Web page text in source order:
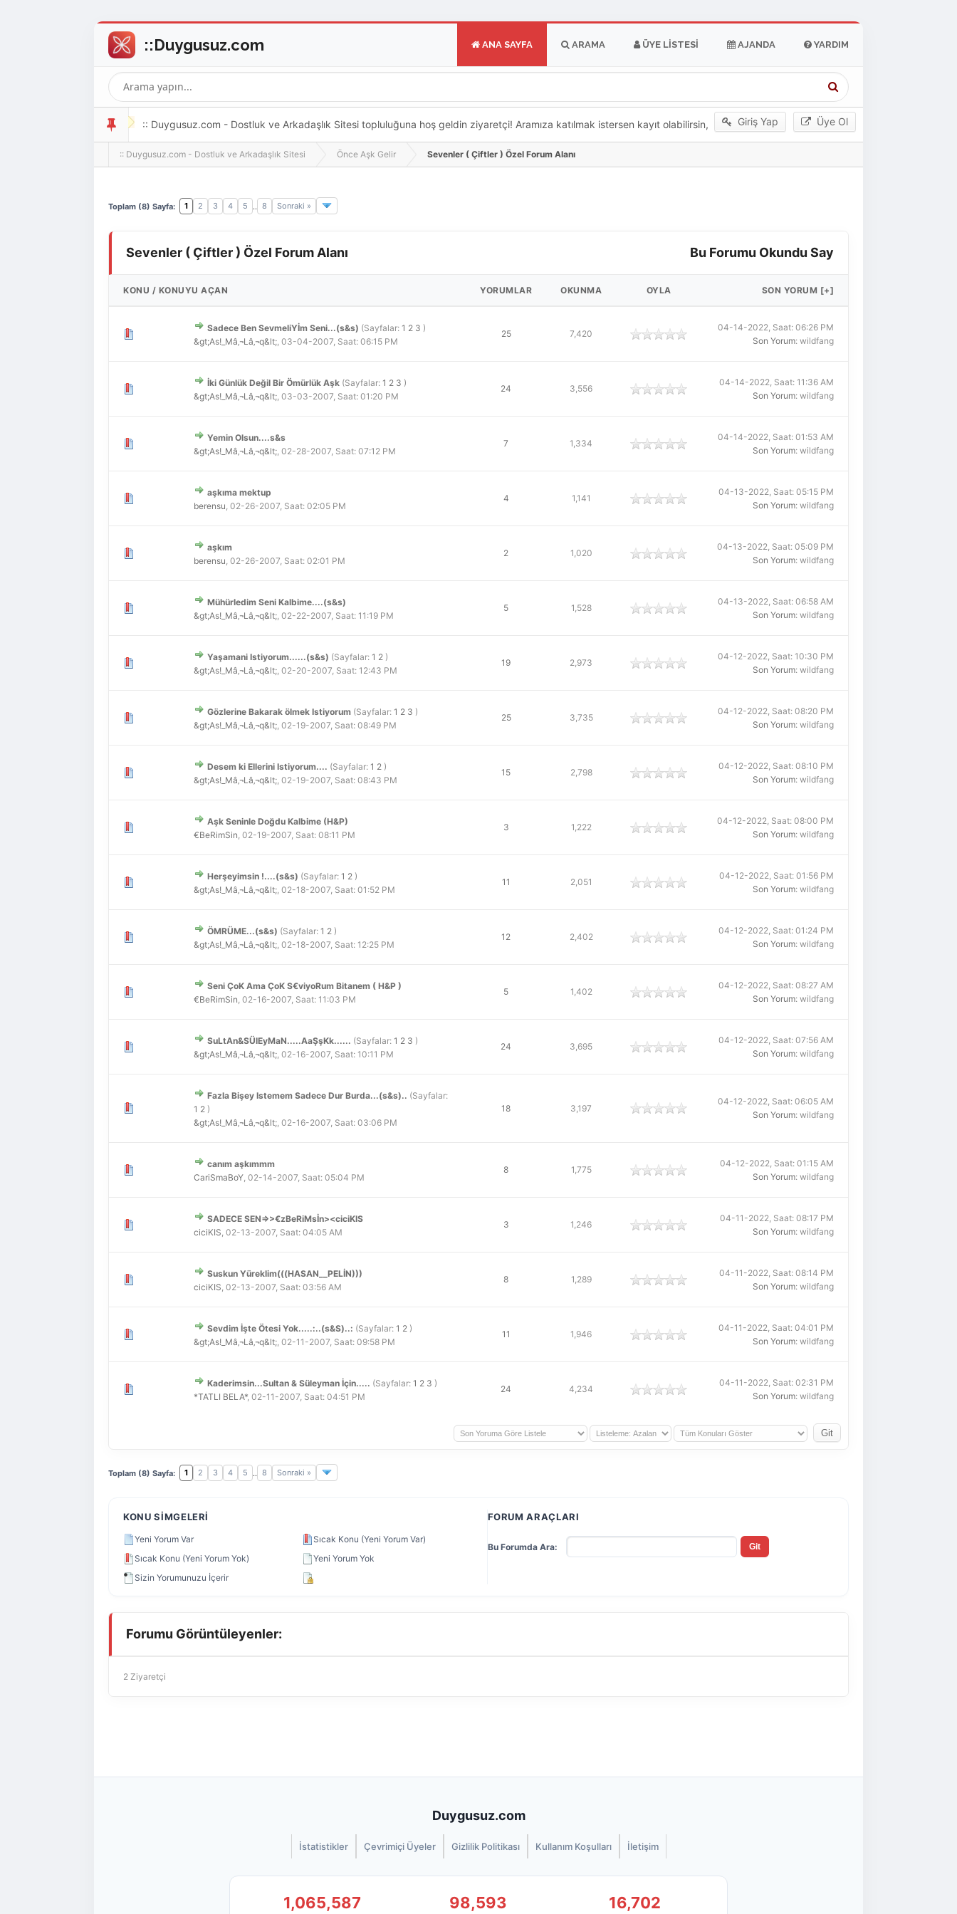
ANA SAYFA ARAMA ÜYE LISTESI AJANDA YARDIM
Giriş Yap Üye Ol
:: Duygusuz.com - Dostluk ve Arkadaşlık Sitesi topluluğuna hoş geldin ziyaretçi! Aramıza katılmak istersen kayıt olabilirsin,
oldukça kolay ve zahmetsizdir.
:: Duygusuz.com - Dostluk ve Arkadaşlık Sitesi Önce Aşk Gelir Sevenler ( Çiftler ) Özel Forum Alanı
Toplam (8) Sayfa: 1 2 3 4 5 .. 8 Sonraki »
Bu Forumu Okundu Say
Sevenler ( Çiftler ) Özel Forum Alanı
KONU / KONUYU AÇAN YORUMLAR OKUNMA OYLA SON YORUM [+]
Sadece Ben SevmeliYİm Seni...(s&s) (Sayfalar: 1 2 3 )
&gt;As!_Mâ‚¬Lâ‚¬q&lt;, 03-04-2007, Saat: 06:15 PM
25 7,420
Derecelendirme: 0/5 - 0 oy
12345
04-14-2022, Saat: 06:26 PM
Son Yorum: wildfang
İki Günlük Değil Bir Ömürlük Aşk (Sayfalar: 1 2 3 )
&gt;As!_Mâ‚¬Lâ‚¬q&lt;, 03-03-2007, Saat: 01:20 PM
24 3,556
Derecelendirme: 0/5 - 0 oy
1 2345
04-14-2022, Saat: 11:36 AM
Son Yorum: wildfang
Yemin Olsun....s&s
&gt;As!_Mâ‚¬Lâ‚¬q&lt;, 02-28-2007, Saat: 07:12 PM
7 1,334
Derecelendirme: 0/5 - 0 oy
12
04-14-2022, Saat: 01:53 AM
Son Yorum: wildfang
aşkıma mektup
berensu, 02-26-2007, Saat: 02:05 PM
4 1,141
Derecelendirme: 0/5 - 0 oy
04-13-2022, Saat: 05:15 PM
Son Yorum: wildfang
aşkım
berensu, 02-26-2007, Saat: 02:01 PM
2 1,020
Derecelendirme: 0/5 - 0 oy
04-13-2022, Saat: 05:09 PM
Son Yorum: wildfang
Mühürledim Seni Kalbime....(s&s)
&gt;As!_Mâ‚¬Lâ‚¬q&lt;, 02-22-2007, Saat: 11:19 PM
5 1,528
Derecelendirme: 0/5 - 0 oy
1 2345
04-13-2022, Saat: 06:58 AM
Son Yorum: wildfang
Yaşamani Istiyorum......(s&s) (Sayfalar: 1 2 )
&gt;As!_Mâ‚¬Lâ‚¬q&lt;, 02-20-2007, Saat: 12:43 PM
19 2,973
Derecelendirme: 0/5 - 0 oy
12345
04-12-2022, Saat: 10:30 PM
Son Yorum: wildfang
Gözlerine Bakarak ölmek Istiyorum (Sayfalar: 1 2 3 )
&gt;As!_Mâ‚¬Lâ‚¬q&lt;, 02-19-2007, Saat: 08:49 PM
25 3,735
Derecelendirme: 0/5 - 0 oy
1 2345
04-12-2022, Saat: 08:20 PM
Son Yorum: wildfang
Desem ki Ellerini Istiyorum.... (Sayfalar: 1 2 )
&gt;As!_Mâ‚¬Lâ‚¬q&lt;, 02-19-2007, Saat: 08:43 PM
15 2,798
Derecelendirme: 0/5 - 0 oy
123 45
04-12-2022, Saat: 08:10 PM
Son Yorum: wildfang
Aşk Seninle Doğdu Kalbime (H&P)
€BeRimSin, 02-19-2007, Saat: 08:11 PM
3 1,222
Derecelendirme: 0/5 - 0 oy
12345
04-12-2022, Saat: 08:00 PM
Son Yorum: wildfang
Herşeyimsin !....(s&s) (Sayfalar: 1 2 )
&gt;As!_Mâ‚¬Lâ‚¬q&lt;, 02-18-2007, Saat: 01:52 PM
11 2,051
Derecelendirme: 0/5 - 0 oy
1234 5
04-12-2022, Saat: 01:56 PM
Son Yorum: wildfang
ÖMRÜME...(s&s) (Sayfalar: 1 2 )
&gt;As!_Mâ‚¬Lâ‚¬q&lt;, 02-18-2007, Saat: 12:25 PM
12 2,402
Derecelendirme: 0/5 - 0 oy
12345
04-12-2022, Saat: 01:24 PM
Son Yorum: wildfang
Seni ÇoK Ama ÇoK S€viyoRum Bitanem ( H&P )
€BeRimSin, 02-16-2007, Saat: 11:03 PM
5 1,402
Derecelendirme: 0/5 - 0 oy
123 45
04-12-2022, Saat: 08:27 AM
Son Yorum: wildfang
SuLtAn&SÜlEyMaN.....AaŞşKk...... (Sayfalar: 1 2 3 )
&gt;As!_Mâ‚¬Lâ‚¬q&lt;, 02-16-2007, Saat: 10:11 PM
24 3,695
Derecelendirme: 0/5 - 0 oy
1 2345
04-12-2022, Saat: 07:56 AM
Son Yorum: wildfang
Fazla Bişey Istemem Sadece Dur Burda...(s&s).. (Sayfalar:
1 2 )
&gt;As!_Mâ‚¬Lâ‚¬q&lt;, 02-16-2007, Saat: 03:06 PM
18 3,197
04-12-2022, Saat: 06:05 AM
Son Yorum: wildfang
canım aşkımmm
CariSmaBoY, 02-14-2007, Saat: 05:04 PM
8 1,775
Derecelendirme: 0/5 - 0 oy
04-12-2022, Saat: 01:15 AM
Son Yorum: wildfang
SADECE SEN=>>€zBeRiMsİn><ciciKIS
ciciKIS, 02-13-2007, Saat: 04:05 AM
3 1,246
Derecelendirme: 0/5 - 0 oy
12345
04-11-2022, Saat: 08:17 PM
Son Yorum: wildfang
Suskun Yüreklim(((HASAN__PELİN)))
ciciKIS, 02-13-2007, Saat: 03:56 AM
8 1,289
Derecelendirme: 0/5 - 0 oy
12345
04-11-2022, Saat: 08:14 PM
Son Yorum: wildfang
Sevdim İşte Ötesi Yok.....:..(s&S)..: (Sayfalar: 1 2 )
&gt;As!_Mâ‚¬Lâ‚¬q&lt;, 02-11-2007, Saat: 09:58 PM
11 1,946
Derecelendirme: 0/5 - 0 oy
1 2 345
04-11-2022, Saat: 04:01 PM
Son Yorum: wildfang
Kaderimsin...Sultan & Süleyman İçin..... (Sayfalar: 1 2 3 )
*TATLI BELA*, 02-11-2007, Saat: 04:51 PM
24 4,234
Derecelendirme: 0/5 - 0 oy
12345
04-11-2022, Saat: 02:31 PM
Son Yorum: wildfang
Toplam (8) Sayfa: 1 2 3 4 5 .. 8 Sonraki »
KONU SIMGELERI
Yeni Yorum Var
Sıcak Konu (Yeni Yorum Var)
Sıcak Konu (Yeni Yorum Yok)
Yeni Yorum Yok
Sizin Yorumunuzu İçerir
FORUM ARAÇLARI
Bu Forumda Ara:
Forumu Görüntüleyenler:
2 Ziyaretçi
Duygusuz.com
İstatistikler Çevrimiçi Üyeler Gizlilik Politikası Kullanım Koşulları İletişim
1,065,587 98,593 16,702